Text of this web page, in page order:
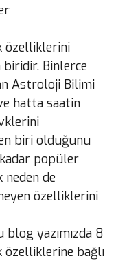
özelliklerini
Binlerce
Astroloji Bilimi
hatta saatin
biri olduğunu
popüler
neden de
özelliklerini
blog yazımızda 8
özelliklerine bağlı